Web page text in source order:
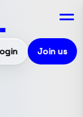
Join us